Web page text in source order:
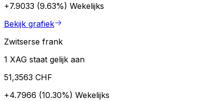
+7.9033 (9.63%) Wekelijks
Bekijk grafiek
Zwitserse frank
1 XAG staat gelijk aan
51,3563 CHF
+4.7966 (10.30%) Wekelijks